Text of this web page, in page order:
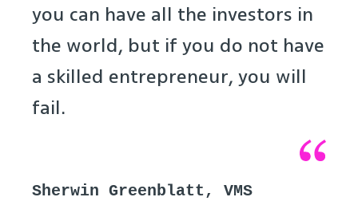
you can have all the investors in
the world, but if you do not have
a skilled entrepreneur, you will
fail.
Sherwin Greenblatt, VMS